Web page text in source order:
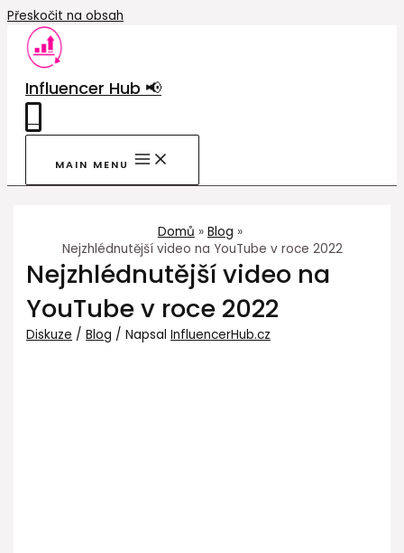
Přeskočit na obsah
Influencer Hub 📢
MAIN MENU
Domů
Blog
Nejzhlédnutější video na YouTube v roce 2022
Nejzhlédnutější video na
YouTube v roce 2022
Diskuze /Blog / NapsalInfluencerHub.cz